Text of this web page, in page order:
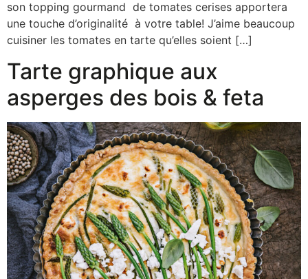
son topping gourmand de tomates cerises apportera
une touche d’originalité à votre table! J’aime beaucoup
cuisiner les tomates en tarte qu’elles soient […]
Tarte graphique aux
asperges des bois & feta